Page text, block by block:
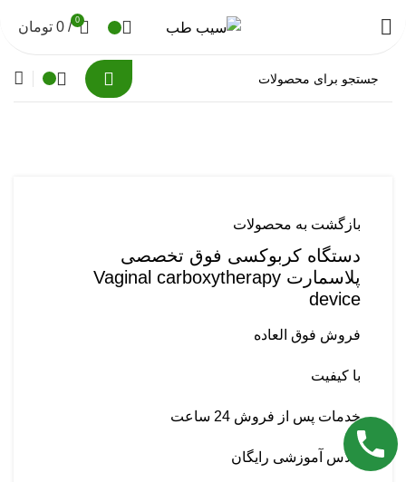
0
/
0 تومان
بازگشت به محصولات
دستگاه کربوکسی فوق تخصصی
پلاسمارت Vaginal carboxytherapy
device
فروش فوق العاده
با کیفیت
خدمات پس از فروش 24 ساعت
کلاس آموزشی رایگان